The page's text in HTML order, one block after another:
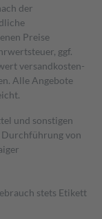
der
Preise
ggf.
versand­kosten­
Alle Angebote
und sonstigen
von
stets Etikett